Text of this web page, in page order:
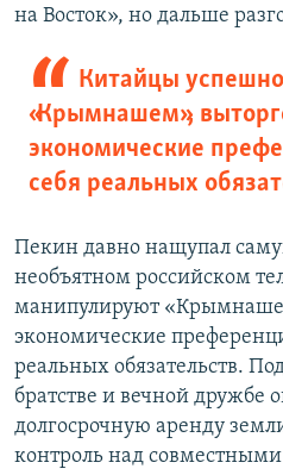
на Восток», но дальше
Китайцы
«Крымнашем»,
экономические
себя реальных
Пекин давно нащупал
необъятном российском
манипулируют
экономические
реальных обязательств.
братстве и вечной дружбе
долгосрочную аренду
контроль над